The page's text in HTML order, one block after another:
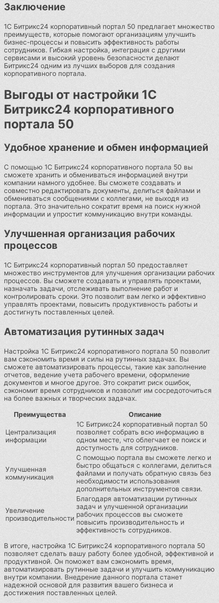
Заключение
1С Битрикс24 корпоративный портал 50 предлагает множество
преимуществ, которые помогают организациям улучшить
бизнес-процессы и повысить эффективность работы
сотрудников. Гибкая настройка, интеграция с другими
сервисами и высокий уровень безопасности делают
Битрикс24 одним из лучших выборов для создания
корпоративного портала.
Выгоды от настройки 1С
Битрикс24 корпоративного
портала 50
Удобное хранение и обмен информацией
С помощью 1С Битрикс24 корпоративного портала 50 вы
сможете хранить и обмениваться информацией внутри
компании намного удобнее. Вы сможете создавать и
совместно редактировать документы, делиться файлами и
обмениваться сообщениями с коллегами, не выходя из
портала. Это значительно сократит время на поиск нужной
информации и упростит коммуникацию внутри команды.
Улучшенная организация рабочих
процессов
1С Битрикс24 корпоративный портал 50 предоставляет
множество инструментов для улучшения организации рабочих
процессов. Вы сможете создавать и управлять проектами,
назначать задачи, отслеживать выполнение работ и
контролировать сроки. Это позволит вам легко и эффективно
управлять проектами, повысить продуктивность работы и
достигнуть поставленных целей.
Автоматизация рутинных задач
Настройка 1С Битрикс24 корпоративного портала 50 позволит
вам сэкономить время и силы на рутинных задачах. Вы
сможете автоматизировать процессы, такие как заполнение
отчетов, ведение учета рабочего времени, оформление
документов и многое другое. Это сократит риск ошибок,
сэкономит время сотрудников и позволит им сосредоточиться
на более важных и творческих задачах.
Преимущества Описание
Централизация
информации
1С Битрикс24 корпоративный портал 50
позволяет собрать всю информацию в
одном месте, что облегчает ее поиск и
доступность для сотрудников.
Улучшенная
коммуникация
С помощью портала вы сможете легко и
быстро общаться с коллегами, делиться
файлами и получать обратную связь без
необходимости использования
дополнительных инструментов связи.
Увеличение
производительности
Благодаря автоматизации рутинных
задач и улучшенной организации
рабочих процессов вы сможете
повысить производительность и
эффективность сотрудников.
В итоге, настройка 1С Битрикс24 корпоративного портала 50
позволяет сделать вашу работу более удобной, эффективной и
продуктивной. Он поможет вам сэкономить время,
автоматизировать рутинные задачи и улучшить коммуникацию
внутри компании. Внедрение данного портала станет
надежной основой для развития вашего бизнеса и
достижения поставленных целей.